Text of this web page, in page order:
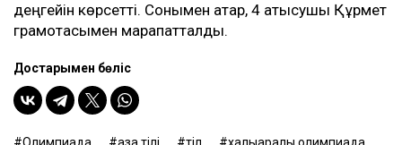
деңгейін көрсетті. Сонымен қатар, 4 қатысушы Құрмет
грамотасымен марапатталды.
Достарыңмен бөліс